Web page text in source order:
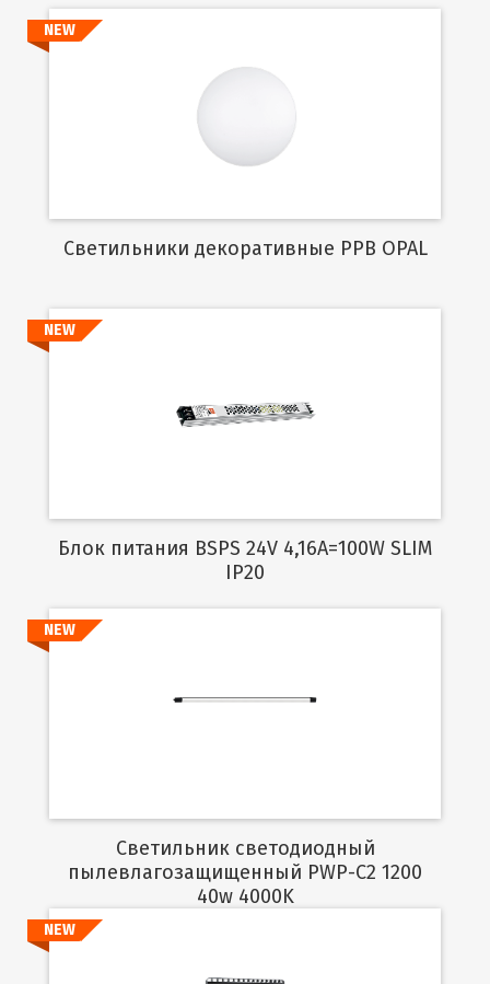
NEW
Cветильники декоративные PPB OPAL
Подробнее
NEW
Блок питания BSPS 24V 4,16A=100W SLIM
IP20
NEW
Светильник светодиодный
пылевлагозащищенный PWP-C2 1200
40w 4000K
NEW